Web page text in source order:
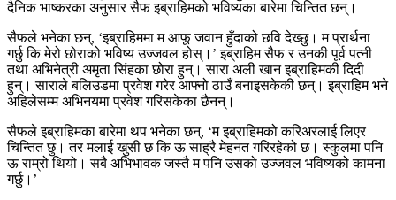
दैनिक भाष्करका अनुसार सैफ इब्राहिमको भविष्यका बारेमा चिन्तित छन्।
सैफले भनेका छन्, ‘इब्राहिममा म आफू जवान हुँदाको छवि देख्छु। म प्रार्थना
गर्छु कि मेरो छोराको भविष्य उज्जवल होस्।’ इब्राहिम सैफ र उनकी पूर्व पत्नी
तथा अभिनेत्री अमृता सिंहका छोरा हुन्। सारा अली खान इब्राहिमकी दिदी
हुन्। साराले बलिउडमा प्रवेश गरेर आफ्नो ठाउँ बनाइसकेकी छन्। इब्राहिम भने
अहिलेसम्म अभिनयमा प्रवेश गरिसकेका छैनन्।
सैफले इब्राहिमका बारेमा थप भनेका छन्, ‘म इब्राहिमको करिअरलाई लिएर
चिन्तित छु। तर मलाई खुसी छ कि ऊ साह्रै मेहनत गरिरहेको छ। स्कुलमा पनि
ऊ राम्रो थियो। सबै अभिभावक जस्तै म पनि उसको उज्जवल भविष्यको कामना
गर्छु।’